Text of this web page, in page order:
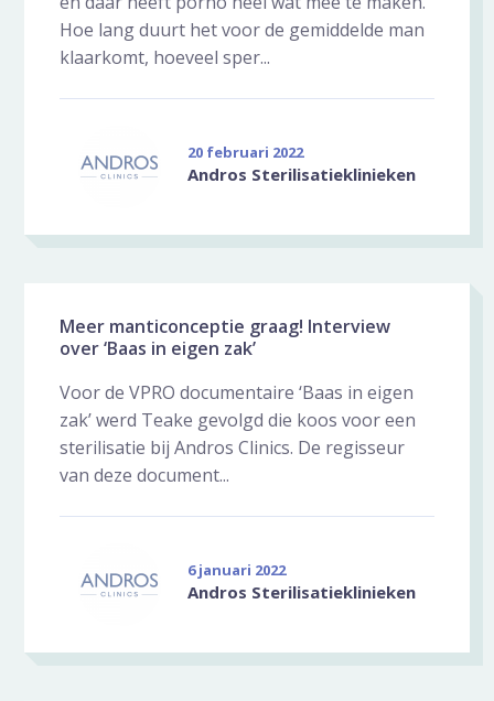
Hoe lang duurt het voor de gemiddelde man
klaarkomt, hoeveel sper...
20 februari 2022
Andros Sterilisatieklinieken
Meer manticonceptie graag! Interview
over ‘Baas in eigen zak’
Voor de VPRO documentaire ‘Baas in eigen
zak’ werd Teake gevolgd die koos voor een
sterilisatie bij Andros Clinics. De regisseur
van deze document...
6 januari 2022
Andros Sterilisatieklinieken